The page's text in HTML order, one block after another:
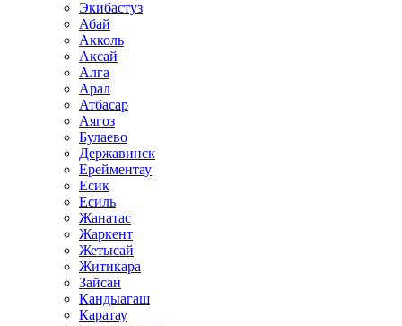
Экибастуз
Абай
Акколь
Аксай
Алга
Арал
Атбасар
Аягоз
Булаево
Державинск
Ерейментау
Есик
Есиль
Жанатас
Жаркент
Жетысай
Житикара
Зайсан
Кандыагаш
Каратау